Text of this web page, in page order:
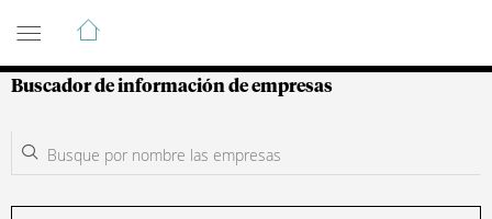
Guía de Empresas Colombianas
Buscador de información de empresas